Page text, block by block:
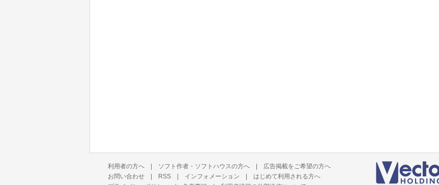
利用者の方へ | ソフト作者・ソフトハウスの方へ | 広告掲載をご希望の方へ
お問い合わせ | RSS | インフォメーション | はじめて利用される方へ